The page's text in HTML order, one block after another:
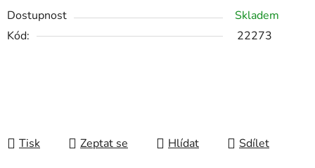
Dostupnost
Skladem
Kód:
22273
Tisk Zeptat se Hlídat Sdílet